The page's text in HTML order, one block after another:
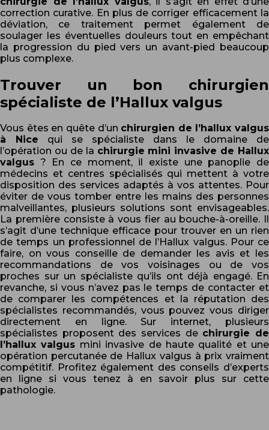
correction curative. En plus de corriger efficacement la
déviation, ce traitement permet également de
soulager les éventuelles douleurs tout en empêchant
la progression du pied vers un avant-pied beaucoup
plus complexe.
Trouver un bon chirurgien
spécialiste de l’Hallux valgus
Vous êtes en quête d’un chirurgien de l’hallux valgus
à Nice qui se spécialiste dans le domaine de
l’opération ou de la chirurgie mini invasive de Hallux
valgus ? En ce moment, il existe une panoplie de
médecins et centres spécialisés qui mettent à votre
disposition des services adaptés à vos attentes. Pour
éviter de vous tomber entre les mains des personnes
malveillantes, plusieurs solutions sont envisageables.
La première consiste à vous fier au bouche-à-oreille. Il
s’agit d’une technique efficace pour trouver en un rien
de temps un professionnel de l’Hallux valgus. Pour ce
faire, on vous conseille de demander les avis et les
recommandations de vos voisinages ou de vos
proches sur un spécialiste qu’ils ont déjà engagé. En
revanche, si vous n’avez pas le temps de contacter et
de comparer les compétences et la réputation des
spécialistes recommandés, vous pouvez vous diriger
directement en ligne. Sur internet, plusieurs
spécialistes proposent des services de chirurgie de
l’hallux valgus mini invasive de haute qualité et une
opération percutanée de Hallux valgus à prix vraiment
compétitif. Profitez également des conseils d’experts
en ligne si vous tenez à en savoir plus sur cette
pathologie.